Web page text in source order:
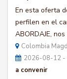
En esta oferta
perfilen en el
ABORDAJE,
Colombia
2026-08-12
a convenir